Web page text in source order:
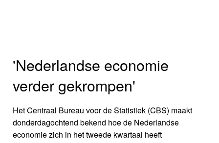
'Nederlandse economie
verder gekrompen'
Het Centraal Bureau voor de Statistiek (CBS) maakt
donderdagochtend bekend hoe de Nederlandse
economie zich in het tweede kwartaal heeft